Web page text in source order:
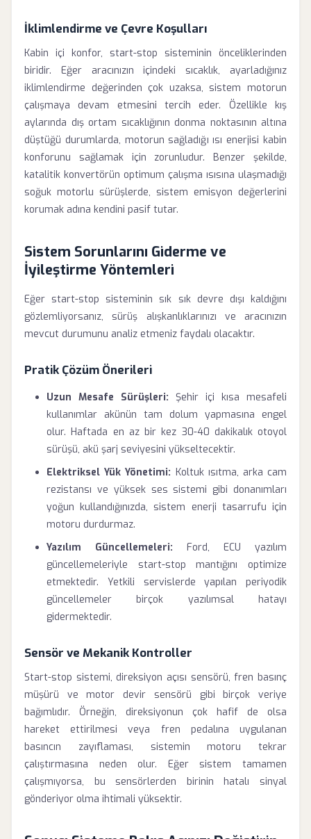
İklimlendirme ve Çevre Koşulları
Kabin içi konfor, start-stop sisteminin önceliklerinden
biridir. Eğer aracınızın içindeki sıcaklık, ayarladığınız
iklimlendirme değerinden çok uzaksa, sistem motorun
çalışmaya devam etmesini tercih eder. Özellikle kış
aylarında dış ortam sıcaklığının donma noktasının altına
düştüğü durumlarda, motorun sağladığı ısı enerjisi kabin
konforunu sağlamak için zorunludur. Benzer şekilde,
katalitik konvertörün optimum çalışma ısısına ulaşmadığı
soğuk motorlu sürüşlerde, sistem emisyon değerlerini
korumak adına kendini pasif tutar.
Sistem Sorunlarını Giderme ve
İyileştirme Yöntemleri
Eğer start-stop sisteminin sık sık devre dışı kaldığını
gözlemliyorsanız, sürüş alışkanlıklarınızı ve aracınızın
mevcut durumunu analiz etmeniz faydalı olacaktır.
Pratik Çözüm Önerileri
Uzun Mesafe Sürüşleri: Şehir içi kısa mesafeli
kullanımlar akünün tam dolum yapmasına engel
olur. Haftada en az bir kez 30-40 dakikalık otoyol
sürüşü, akü şarj seviyesini yükseltecektir.
Elektriksel Yük Yönetimi: Koltuk ısıtma, arka cam
rezistansı ve yüksek ses sistemi gibi donanımları
yoğun kullandığınızda, sistem enerji tasarrufu için
motoru durdurmaz.
Yazılım Güncellemeleri: Ford, ECU yazılım
güncellemeleriyle start-stop mantığını optimize
etmektedir. Yetkili servislerde yapılan periyodik
güncellemeler birçok yazılımsal hatayı
gidermektedir.
Sensör ve Mekanik Kontroller
Start-stop sistemi, direksiyon açısı sensörü, fren basınç
müşürü ve motor devir sensörü gibi birçok veriye
bağımlıdır. Örneğin, direksiyonun çok hafif de olsa
hareket ettirilmesi veya fren pedalına uygulanan
basıncın zayıflaması, sistemin motoru tekrar
çalıştırmasına neden olur. Eğer sistem tamamen
çalışmıyorsa, bu sensörlerden birinin hatalı sinyal
gönderiyor olma ihtimali yüksektir.